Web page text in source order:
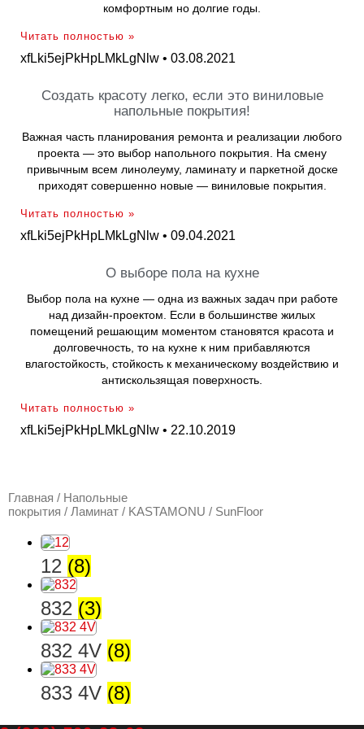
комфортным но долгие годы.
Читать полностью »
xfLki5ejPkHpLMkLgNlw 03.08.2021
Создать красоту легко, если это виниловые
напольные покрытия!
Важная часть планирования ремонта и реализации любого
проекта — это выбор напольного покрытия. На смену
привычным всем линолеуму, ламинату и паркетной доске
приходят совершенно новые — виниловые покрытия.
Читать полностью »
xfLki5ejPkHpLMkLgNlw 09.04.2021
О выборе пола на кухне
Выбор пола на кухне — одна из важных задач при работе
над дизайн-проектом. Если в большинстве жилых
помещений решающим моментом становятся красота и
долговечность, то на кухне к ним прибавляются
влагостойкость, стойкость к механическому воздействию и
антискользящая поверхность.
Читать полностью »
xfLki5ejPkHpLMkLgNlw 22.10.2019
Главная / Напольные
покрытия / Ламинат / KASTAMONU / SunFloor
12 (8)
832 (3)
832 4V (8)
833 4V (8)